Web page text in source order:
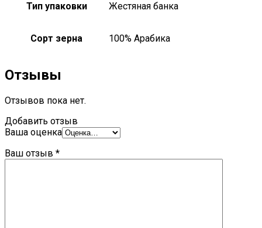
Тип упаковки Жестяная банка
Сорт зерна 100% Арабика
Отзывы
Отзывов пока нет.
Добавить отзыв
Ваша оценка
Ваш отзыв *